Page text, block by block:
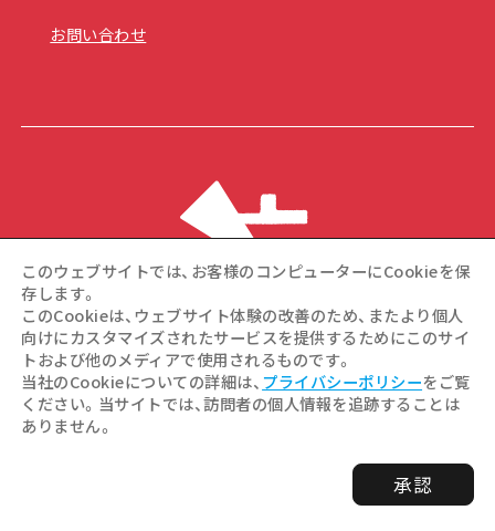
お問い合わせ
©Hiroshima Tourism Association / Hiroshima Prefecture /
Hiroshima City .All rights reserved
このウェブサイトでは、お客様のコンピューターにCookieを保
存します。
このCookieは、ウェブサイト体験の改善のため、またより個人
向けにカスタマイズされたサービスを提供するためにこのサイ
トおよび他のメディアで使用されるものです。
当社のCookieについての詳細は、 プライバシーポリシーをご覧
ください。当サイトでは、訪問者の個人情報を追跡することは
ありません。
承認